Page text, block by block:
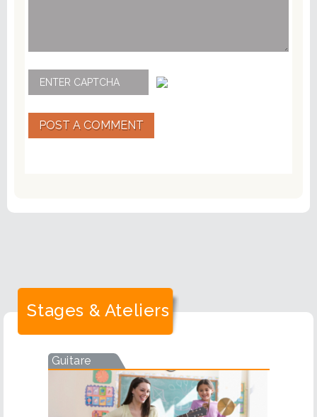
POST A COMMENT
Stages & Ateliers
Guitare